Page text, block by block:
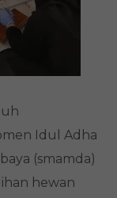
Idul Adha
(smamda)
hewan